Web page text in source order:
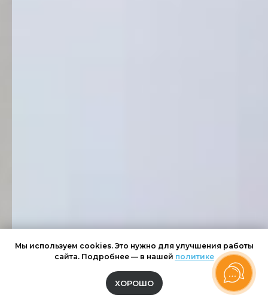
Мы используем cookies. Это нужно для улучшения работы
сайта. Подробнее — в нашей политике
ХОРОШО